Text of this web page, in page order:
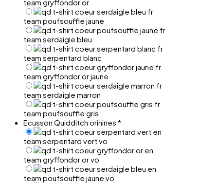
team gryffondor or
team poufsouffle jaune
team serdaigle bleu
team serpentard blanc
team gryffondor or jaune
team serdaigle marron
team poufsouffle gris
Ecusson Quidditch orinines *
team serpentard vert vo
team gryffondor or vo
team poufsouffle jaune vo